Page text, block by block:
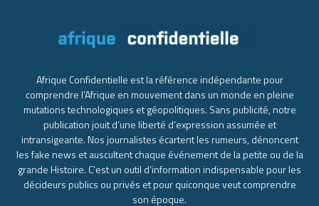
Afrique Confidentielle est la référence indépendante pour
comprendre l’Afrique en mouvement dans un monde en pleine
mutations technologiques et géopolitiques. Sans publicité, notre
publication jouit d’une liberté d’expression assumée et
intransigeante. Nos journalistes écartent les rumeurs, dénoncent
les fake news et auscultent chaque événement de la petite ou de la
grande Histoire. C’est un outil d’information indispensable pour les
décideurs publics ou privés et pour quiconque veut comprendre
son époque.